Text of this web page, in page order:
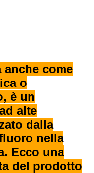
anche come
o
è un
alte
dalla
nella
Ecco una
del prodotto